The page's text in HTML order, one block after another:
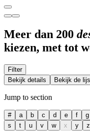
Meer dan 200
kiezen, met tot
Filter
Bekijk details
Bekijk de
Jump to section
# a b c d e f g
s
t u v w x y z